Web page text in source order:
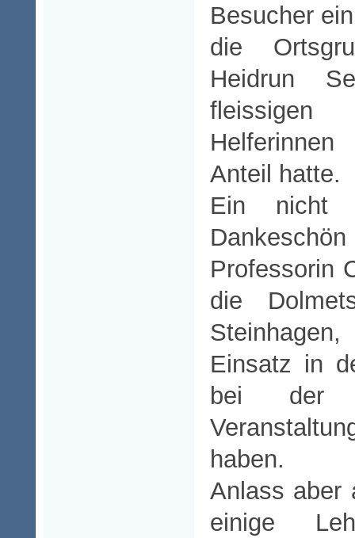
Besucher
die
Heidrun
fleissigen
Anteil hatte.
Ein nicht
Professorin
die
Einsatz in
bei der
haben.
Anlass aber
einige